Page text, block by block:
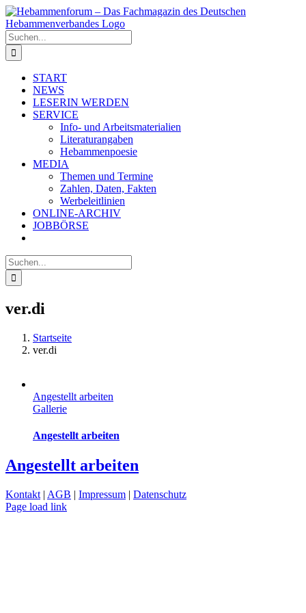
Zum
Inhalt
springen
Suche
nach:
START
NEWS
LESERIN WERDEN
SERVICE
Info- und Arbeitsmaterialien
Literaturangaben
Hebammenpoesie
MEDIA
Themen und Termine
Zahlen, Daten, Fakten
Werbeleitlinien
ONLINE-ARCHIV
JOBBÖRSE
Suche
nach:
ver.di
Startseite
ver.di
Angestellt arbeiten
Gallerie
Angestellt arbeiten
Angestellt arbeiten
Kontakt | AGB | Impressum | Datenschutz
Page load link